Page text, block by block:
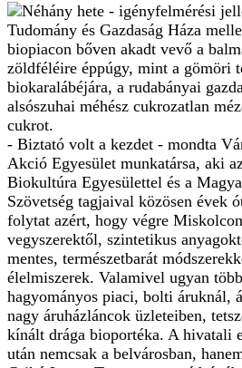
Néhány hete - igényfelmérési
Tudomány és Gazdaság Háza
biopiacon bőven akadt vevő a
zöldféléire éppúgy, mint a gömöri
biokaralábéjára, a rudabányai
alsószuhai méhész cukrozatlan
cukrot.
- Biztató volt a kezdet - mondta
Akció Egyesület munkatársa, aki
Biokultúra Egyesülettel és a
Szövetség tagjaival közösen évek
folytat azért, hogy végre
vegyszerektől, szintetikus
mentes, természetbarát
élelmiszerek. Valamivel ugyan
hagyományos piaci, bolti áruknál,
nagy áruházláncok üzleteiben,
kínált drága bioportéka. A hivatali
után nemcsak a belvárosban,